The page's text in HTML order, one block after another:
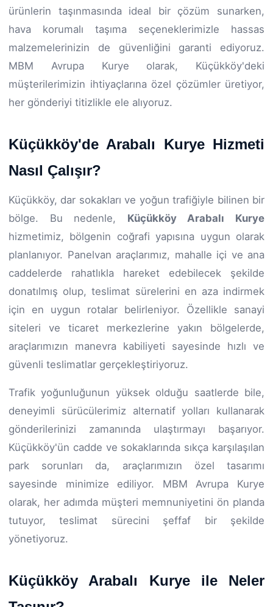
ürünlerin taşınmasında ideal bir çözüm sunarken,
hava korumalı taşıma seçeneklerimizle hassas
malzemelerinizin de güvenliğini garanti ediyoruz.
MBM Avrupa Kurye olarak, Küçükköy'deki
müşterilerimizin ihtiyaçlarına özel çözümler üretiyor,
her gönderiyi titizlikle ele alıyoruz.
Küçükköy'de Arabalı Kurye Hizmeti
Nasıl Çalışır?
Küçükköy, dar sokakları ve yoğun trafiğiyle bilinen bir
bölge. Bu nedenle, Küçükköy Arabalı Kurye
hizmetimiz, bölgenin coğrafi yapısına uygun olarak
planlanıyor. Panelvan araçlarımız, mahalle içi ve ana
caddelerde rahatlıkla hareket edebilecek şekilde
donatılmış olup, teslimat sürelerini en aza indirmek
için en uygun rotalar belirleniyor. Özellikle sanayi
siteleri ve ticaret merkezlerine yakın bölgelerde,
araçlarımızın manevra kabiliyeti sayesinde hızlı ve
güvenli teslimatlar gerçekleştiriyoruz.
Trafik yoğunluğunun yüksek olduğu saatlerde bile,
deneyimli sürücülerimiz alternatif yolları kullanarak
gönderilerinizi zamanında ulaştırmayı başarıyor.
Küçükköy'ün cadde ve sokaklarında sıkça karşılaşılan
park sorunları da, araçlarımızın özel tasarımı
sayesinde minimize ediliyor. MBM Avrupa Kurye
olarak, her adımda müşteri memnuniyetini ön planda
tutuyor, teslimat sürecini şeffaf bir şekilde
yönetiyoruz.
Küçükköy Arabalı Kurye ile Neler